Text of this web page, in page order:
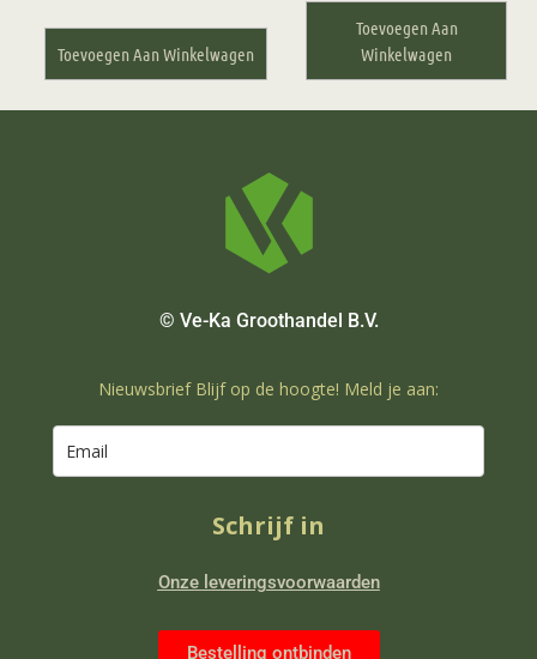
Toevoegen Aan Winkelwagen
Toevoegen Aan
Winkelwagen
© Ve-Ka Groothandel B.V.
Nieuwsbrief Blijf op de hoogte! Meld je aan:
Schrijf in
Onze leveringsvoorwaarden
Bestelling ontbinden